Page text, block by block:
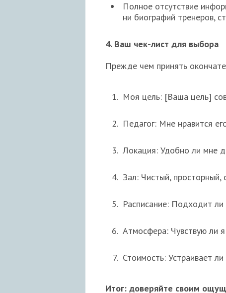
Полное отсутствие
ни биографий тренеров,
4. Ваш чек-лист для выбора
Прежде чем принять
Моя цель: [Ваша цель]
Педагог: Мне нравится
Локация: Удобно ли мне
Зал: Чистый, просторный,
Расписание: Подходит
Атмосфера: Чувствую ли
Стоимость: Устраивает
Итог: доверяйте своим